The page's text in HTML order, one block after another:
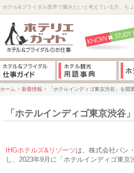
ホテル&ブライダル業界で働きたいと考えている方、ち
ホーム > 新着情報 > 「ホテルインディゴ東京渋谷」を
「ホテルインディゴ東京渋
IHGホテルズ&リゾーツは、株式会社パン
し、2023年9月に「ホテルインディゴ東京